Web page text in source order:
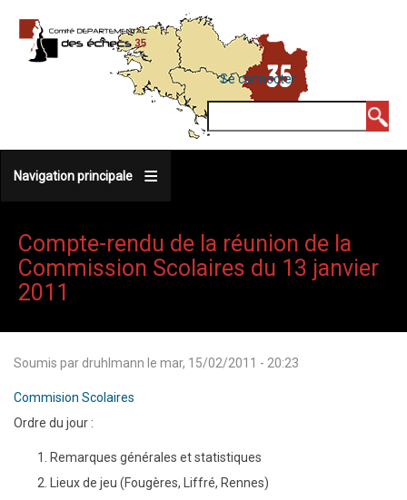
contenu
MENU
DU
COMPTE
DE
Se connecter
Navigation principale
Compte-rendu de la réunion de la
Commission Scolaires du 13 janvier
2011
Soumis par druhlmann le mar, 15/02/2011 - 20:23
Commision Scolaires
Ordre du jour :
Remarques générales et statistiques
Lieux de jeu (Fougères, Liffré, Rennes)